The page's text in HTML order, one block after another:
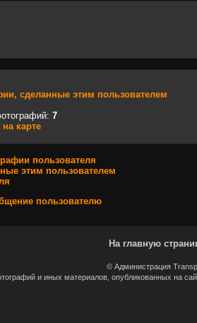
сделанные этим пользователем
7
карте
пользователя
этим пользователем
пользователю
На главную
© Администрация
и иных материалов, опубликованных на